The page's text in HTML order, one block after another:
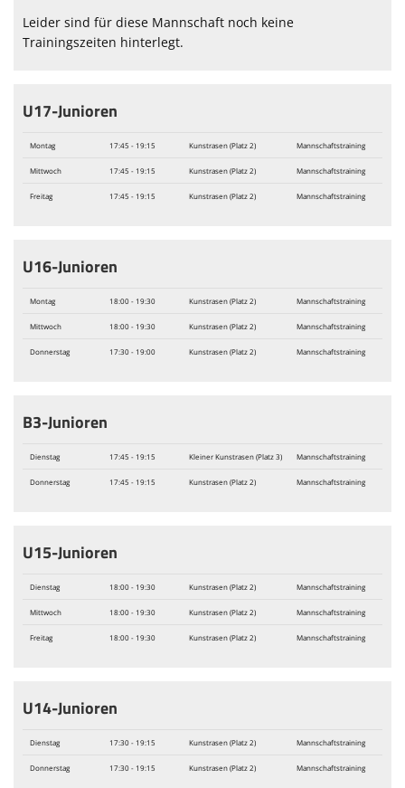
Leider sind für diese Mannschaft noch keine
Trainingszeiten hinterlegt.
U17-Junioren
Montag 17:45 - 19:15 Kunstrasen (Platz 2) Mannschaftstraining
Mittwoch 17:45 - 19:15 Kunstrasen (Platz 2) Mannschaftstraining
Freitag 17:45 - 19:15 Kunstrasen (Platz 2) Mannschaftstraining
U16-Junioren
Montag 18:00 - 19:30 Kunstrasen (Platz 2) Mannschaftstraining
Mittwoch 18:00 - 19:30 Kunstrasen (Platz 2) Mannschaftstraining
Donnerstag 17:30 - 19:00 Kunstrasen (Platz 2) Mannschaftstraining
B3-Junioren
Dienstag 17:45 - 19:15 Kleiner Kunstrasen (Platz 3) Mannschaftstraining
Donnerstag 17:45 - 19:15 Kunstrasen (Platz 2) Mannschaftstraining
U15-Junioren
Dienstag 18:00 - 19:30 Kunstrasen (Platz 2) Mannschaftstraining
Mittwoch 18:00 - 19:30 Kunstrasen (Platz 2) Mannschaftstraining
Freitag 18:00 - 19:30 Kunstrasen (Platz 2) Mannschaftstraining
U14-Junioren
Dienstag 17:30 - 19:15 Kunstrasen (Platz 2) Mannschaftstraining
Donnerstag 17:30 - 19:15 Kunstrasen (Platz 2) Mannschaftstraining